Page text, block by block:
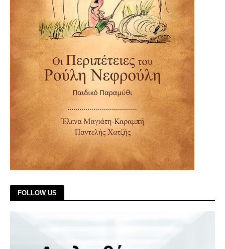
FOLLOW US